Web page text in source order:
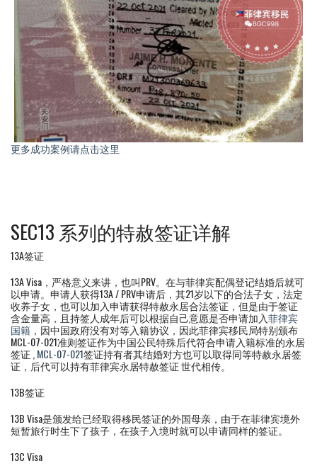
更多成功案例请点击这里
SEC13 系列的特赦签证详解
13A签证
13A Visa，严格意义来讲，也叫PRV。在与菲律宾配偶登记结婚后就可
以申请。申请人获得13A / PRV申请后，其21岁以下的合法子女，法定
收养子女，也可以加入申请获得特赦永居合法签证，但是由于签证
含金量高，且持签人成年后可以根据自己意愿是否申请加入菲律宾
国籍 ，因中国政府没有对等入籍协议，因此菲律宾移民局特别颁布
MCL-07-021准则签证作为中国公民特殊后代符合申请入籍标准的永居
签证 ,MCL-07-021签证持有者其结婚对方也可以取得同等特赦永居签
证，后代可以持有菲律宾永居特赦签证 世代相传。
13B签证
13B Visa是颁发给已经取得移民签证的外国母亲，由于在菲律宾境外
短暂旅行时生下了孩子，在孩子入境时就可以申请同样的签证。
13C Visa